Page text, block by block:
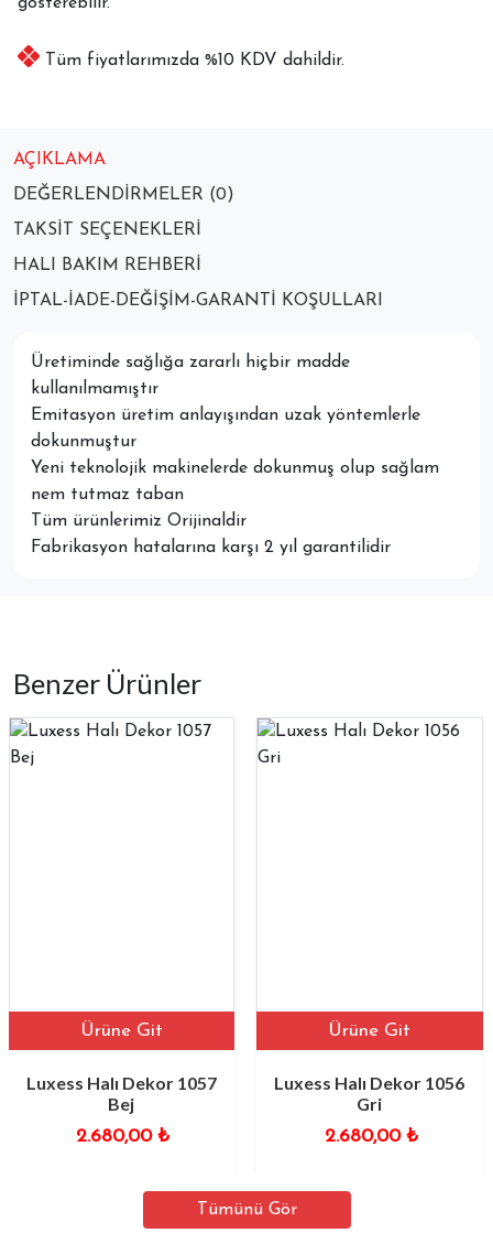
Tüm fiyatlarımızda %10 KDV dahildir.
AÇIKLAMA
DEĞERLENDIRMELER (0)
TAKSIT SEÇENEKLERI
HALI BAKIM REHBERI
İPTAL-İADE-DEĞIŞIM-GARANTI KOŞULLARI
Üretiminde sağlığa zararlı hiçbir madde
kullanılmamıştır
Emitasyon üretim anlayışından uzak yöntemlerle
dokunmuştur
Yeni teknolojik makinelerde dokunmuş olup sağlam
nem tutmaz taban
Tüm ürünlerimiz Orijinaldir
Fabrikasyon hatalarına karşı 2 yıl garantilidir
Benzer Ürünler
Ürüne Git
Luxess Halı Dekor 1057
Bej
2.680,00₺
Ürüne Git
Luxess Halı Dekor 1056
Gri
2.680,00 ₺
Tümünü Gör